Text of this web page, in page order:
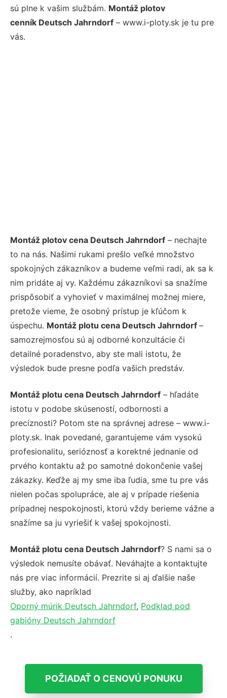
sú plne k vašim službám. Montáž plotov
cenník Deutsch Jahrndorf – www.i-ploty.sk je tu pre
vás.
Montáž plotov cena Deutsch Jahrndorf – nechajte
to na nás. Našimi rukami prešlo veľké množstvo
spokojných zákazníkov a budeme veľmi radi, ak sa k
nim pridáte aj vy. Každému zákazníkovi sa snažíme
prispôsobiť a vyhovieť v maximálnej možnej miere,
pretože vieme, že osobný prístup je kľúčom k
úspechu. Montáž plotu cena Deutsch Jahrndorf –
samozrejmosťou sú aj odborné konzultácie či
detailné poradenstvo, aby ste mali istotu, že
výsledok bude presne podľa vašich predstáv.
Montáž plotu cena Deutsch Jahrndorf – hľadáte
istotu v podobe skúseností, odbornosti a
precíznosti? Potom ste na správnej adrese – www.i-
ploty.sk. Inak povedané, garantujeme vám vysokú
profesionalitu, serióznosť a korektné jednanie od
prvého kontaktu až po samotné dokončenie vašej
zákazky. Keďže aj my sme iba ľudia, sme tu pre vás
nielen počas spolupráce, ale aj v prípade riešenia
prípadnej nespokojnosti, ktorú vždy berieme vážne a
snažíme sa ju vyriešiť k vašej spokojnosti.
Montáž plotu cena Deutsch Jahrndorf? S nami sa o
výsledok nemusíte obávať. Neváhajte a kontaktujte
nás pre viac informácií. Prezrite si aj ďalšie naše
služby, ako napríklad
Oporný múrik Deutsch Jahrndorf, Podklad pod
gabióny Deutsch Jahrndorf
.
POŽIADAŤ O CENOVÚ PONUKU